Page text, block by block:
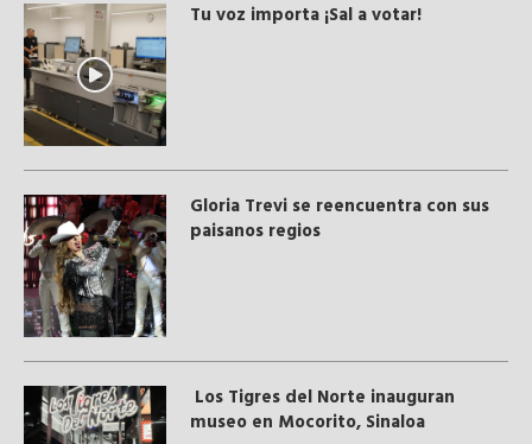
Tu voz importa ¡Sal a votar!
Gloria Trevi se reencuentra con sus
paisanos regios
Los Tigres del Norte inauguran
museo en Mocorito, Sinaloa